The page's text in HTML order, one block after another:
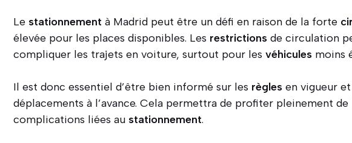
Le stationnement à Madrid peut être un défi en raison de la forte
élevée pour les places disponibles. Les restrictions de circulation
compliquer les trajets en voiture, surtout pour les véhicules moins
Il est donc essentiel d’être bien informé sur les règles en vigueur
déplacements à l’avance. Cela permettra de profiter pleinement de
complications liées au stationnement.